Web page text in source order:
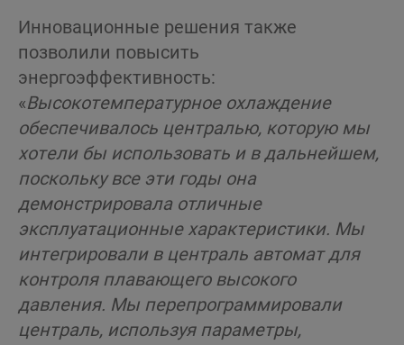
Инновационные решения также
позволили повысить
энергоэффективность:
«Высокотемпературное охлаждение
обеспечивалось централью, которую мы
хотели бы использовать и в дальнейшем,
поскольку все эти годы она
демонстрировала отличные
эксплуатационные характеристики. Мы
интегрировали в централь автомат для
контроля плавающего высокого
давления. Мы перепрограммировали
централь, используя параметры,